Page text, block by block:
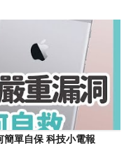
單自保 科技小電報